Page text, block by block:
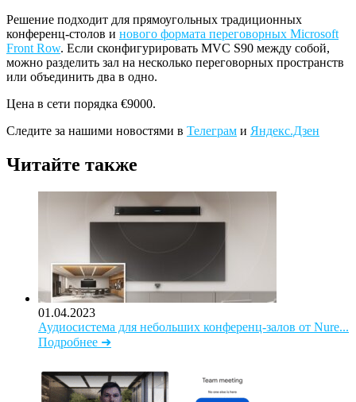
Решение подходит для прямоугольных традиционных
конференц-столов и нового формата переговорных Microsoft
Front Row. Если сконфигурировать MVC S90 между собой,
можно разделить зал на несколько переговорных пространств
или объединить два в одно.
Цена в сети порядка €9000.
Следите за нашими новостями в Телеграм и Яндекс.Дзен
Читайте также
01.04.2023
Аудиосистема для небольших конференц-залов от Nure...
Подробнее ➜